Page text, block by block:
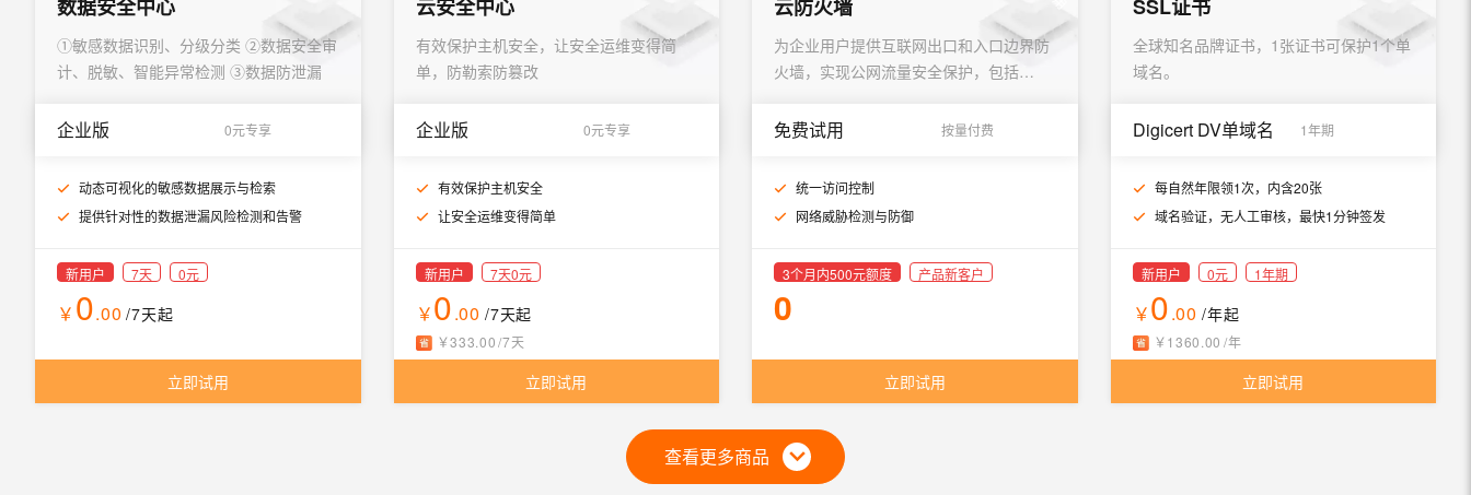
数据安全中心
①敏感数据识别、分级分类 ②数据安全审
计、脱敏、智能异常检测 ③数据防泄漏
企业版 0元专享
动态可视化的敏感数据展示与检索
提供针对性的数据泄漏风险检测和告警
新用户 7天 0元
￥ 0.00 /7天起
立即试用
云安全中心
有效保护主机安全，让安全运维变得简
单，防勒索防篡改
企业版 0元专享
有效保护主机安全
让安全运维变得简单
新用户 7天0元
￥0.00 /7天起
￥333 .00 /7天
立即试用
云防火墙
为企业用户提供互联网出口和入口边界防
火墙，实现公网流量安全保护，包括
免费试用 按量付费
统一访问控制
网络威胁检测与防御
3个月内500元额度 产品新客户
0
立即试用
SSL证书
全球知名品牌证书，1张证书可保护1个单
域名。
Digicert DV单域名 1年期
每自然年限领1次，内含20张
域名验证，无人工审核，最快1分钟签发
新用户 0元 1年期
￥0.00 /年起
￥1360 00 /年
立即试用
查看更多商品